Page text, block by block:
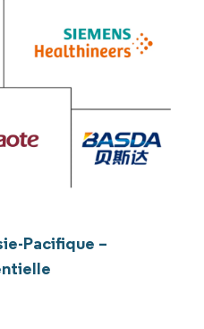
Pacifique –